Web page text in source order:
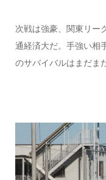
次戦は強豪、関東リー
通経済大だ。手強い相
のサバイバルはまだま